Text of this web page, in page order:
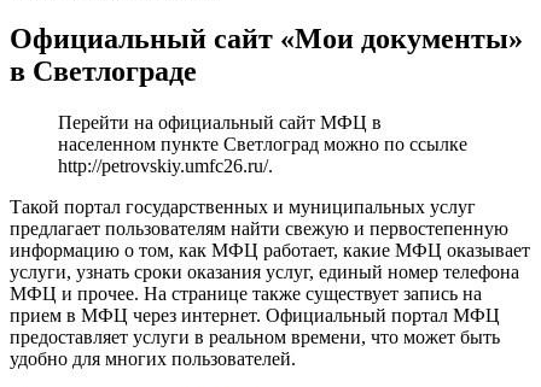
Официальный сайт «Мои документы»
в Светлограде
Перейти на официальный сайт МФЦ в
населенном пункте Светлоград можно по ссылке
http://petrovskiy.umfc26.ru/.
Такой портал государственных и муниципальных услуг
предлагает пользователям найти свежую и первостепенную
информацию о том, как МФЦ работает, какие МФЦ оказывает
услуги, узнать сроки оказания услуг, единый номер телефона
МФЦ и прочее. На странице также существует запись на
прием в МФЦ через интернет. Официальный портал МФЦ
предоставляет услуги в реальном времени, что может быть
удобно для многих пользователей.